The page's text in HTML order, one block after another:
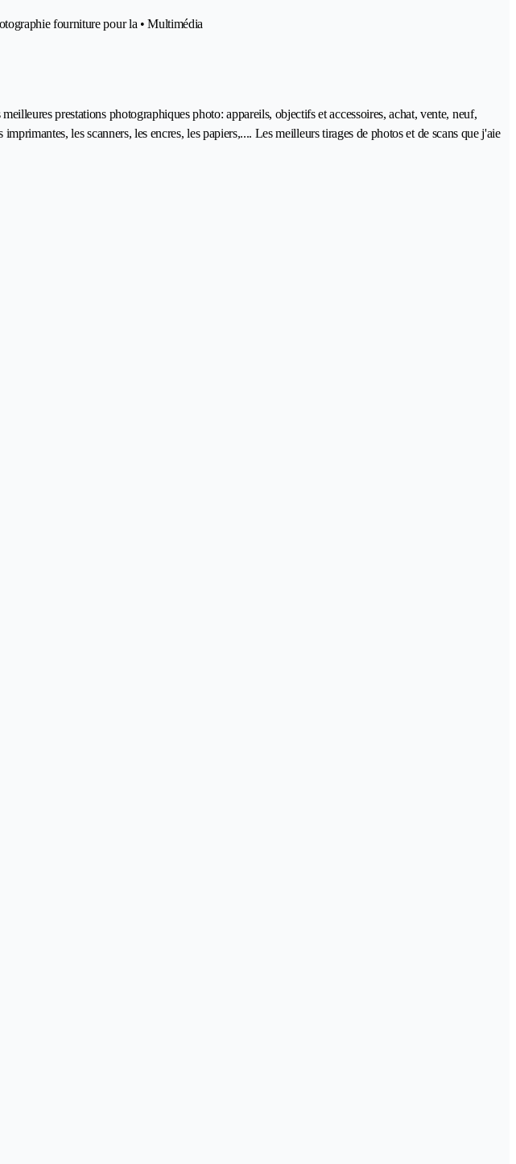
fourniture pour la • Multimédia
prestations photographiques photo: appareils, objectifs et accessoires, achat, vente, neuf,
les scanners, les encres, les papiers,.... Les meilleurs tirages de photos et de scans que j'aie